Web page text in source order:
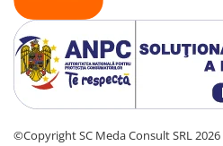
©Copyright SC Meda Consult SRL 2026